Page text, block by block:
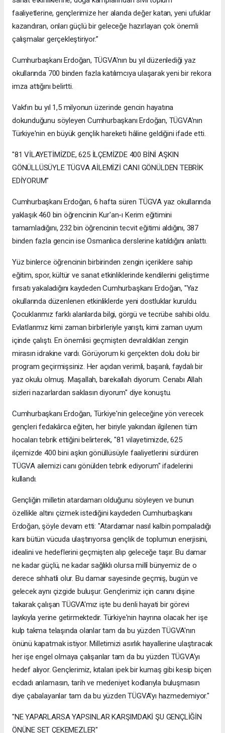
faaliyetlerine, gençlerimize her alanda değer katan, yeni ufuklar
kazandıran, onları güçlü bir geleceğe hazırlayan çok önemli
çalışmalar gerçekleştiriyor.”
Cumhurbaşkanı Erdoğan, TÜGVA'nın bu yıl düzenlediği yaz
okullarında 700 binden fazla katılımcıya ulaşarak yeni bir rekora
imza attığını belirtti.
Vakfın bu yıl 1,5 milyonun üzerinde gencin hayatına
dokunduğunu söyleyen Cumhurbaşkanı Erdoğan, TÜGVA'nın
Türkiye'nin en büyük gençlik hareketi hâline geldiğini ifade etti.
"81 VİLAYETİMİZDE, 625 İLÇEMİZDE 400 BİNİ AŞKIN
GÖNÜLLÜSÜYLE TÜGVA AİLEMİZİ CANI GÖNÜLDEN TEBRİK
EDİYORUM"
Cumhurbaşkanı Erdoğan, 6 hafta süren TÜGVA yaz okullarında
yaklaşık 460 bin öğrencinin Kur'an-ı Kerim eğitimini
tamamladığını, 232 bin öğrencinin tecvit eğitimi aldığını, 387
binden fazla gencin ise Osmanlıca derslerine katıldığını anlattı.
Yüz binlerce öğrencinin birbirinden zengin içeriklere sahip
eğitim, spor, kültür ve sanat etkinliklerinde kendilerini geliştirme
fırsatı yakaladığını kaydeden Cumhurbaşkanı Erdoğan, "Yaz
okullarında düzenlenen etkinliklerde yeni dostluklar kuruldu.
Çocuklarımız farklı alanlarda bilgi, görgü ve tecrübe sahibi oldu.
Evlatlarımız kimi zaman birbirleriyle yarıştı, kimi zaman uyum
içinde çalıştı. En önemlisi geçmişten devraldıkları zengin
mirasın idrakine vardı. Görüyorum ki gerçekten dolu dolu bir
program geçirmişsiniz. Her açıdan verimli, başarılı, faydalı bir
yaz okulu olmuş. Maşallah, barekallah diyorum. Cenabı Allah
sizleri nazarlardan saklasın diyorum" diye konuştu.
Cumhurbaşkanı Erdoğan, Türkiye'nin geleceğine yön verecek
gençleri fedakârca eğiten, her biriyle yakından ilgilenen tüm
hocaları tebrik ettiğini belirterek, "81 vilayetimizde, 625
ilçemizde 400 bini aşkın gönüllüsüyle faaliyetlerini sürdüren
TÜGVA ailemizi canı gönülden tebrik ediyorum" ifadelerini
kullandı.
Gençliğin milletin atardamarı olduğunu söyleyen ve bunun
özellikle altını çizmek istediğini kaydeden Cumhurbaşkanı
Erdoğan, şöyle devam etti: "Atardamar nasıl kalbin pompaladığı
kanı bütün vücuda ulaştırıyorsa gençlik de toplumun enerjisini,
idealini ve hedeflerini geçmişten alıp geleceğe taşır. Bu damar
ne kadar güçlü, ne kadar sağlıklı olursa millî bünyemiz de o
derece sıhhatli olur. Bu damar sayesinde geçmiş, bugün ve
gelecek aynı çizgide buluşur. Gençlerimiz için canını dişine
takarak çalışan TÜGVA'mız işte bu denli hayati bir görevi
layıkıyla yerine getirmektedir. Türkiye'nin hayrına olacak her işe
kulp takma telaşında olanlar tam da bu yüzden TÜGVA'nın
önünü kapatmak istiyor. Milletimizi asırlık hayallerine ulaştıracak
her işe engel olmaya çalışanlar tam da bu yüzden TÜGVA'yı
hedef alıyor. Gençlerimiz, kıtaları ipek bir kumaş gibi kesip biçen
ecdadı anlamasın, tarih ve medeniyet kodlarıyla buluşmasın
diye çabalayanlar tam da bu yüzden TÜGVA'yı hazmedemiyor."
"NE YAPARLARSA YAPSINLAR KARŞIMDAKİ ŞU GENÇLİĞİN
ÖNÜNE SET ÇEKEMEZLER"